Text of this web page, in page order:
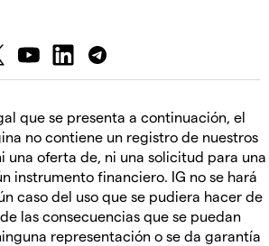
que se presenta a continuación, el
no contiene un registro de nuestros
una oferta de, ni una solicitud para una
instrumento financiero. IG no se hará
caso del uso que se pudiera hacer de
las consecuencias que se puedan
representación o se da garantía